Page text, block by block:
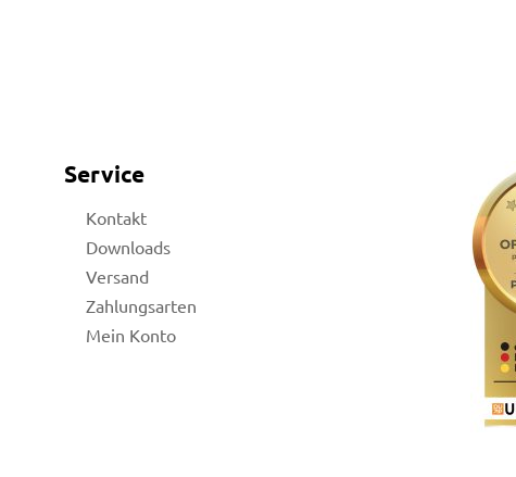
Service
Kontakt
Downloads
Versand
Zahlungsarten
Mein Konto